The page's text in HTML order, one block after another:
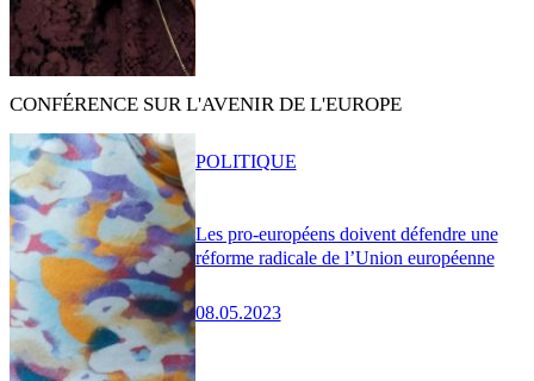
CONFÉRENCE SUR L'AVENIR DE L'EUROPE
Les pro-européens doivent défendre une
réforme radicale de l’Union européenne
08.05.2023
POLITIQUE